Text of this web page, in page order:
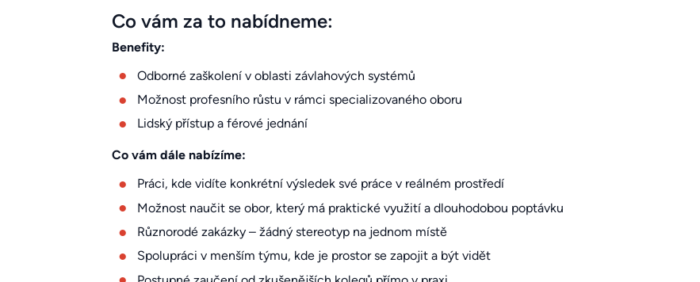
Co vám za to nabídneme:
Benefity:
Odborné zaškolení v oblasti závlahových systémů
Možnost profesního růstu v rámci specializovaného oboru
Lidský přístup a férové jednání
Co vám dále nabízíme:
Práci, kde vidíte konkrétní výsledek své práce v reálném prostředí
Možnost naučit se obor, který má praktické využití a dlouhodobou poptávku
Různorodé zakázky – žádný stereotyp na jednom místě
Spolupráci v menším týmu, kde je prostor se zapojit a být vidět